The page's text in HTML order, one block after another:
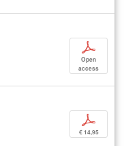
p
Open
access
p
€ 14,95